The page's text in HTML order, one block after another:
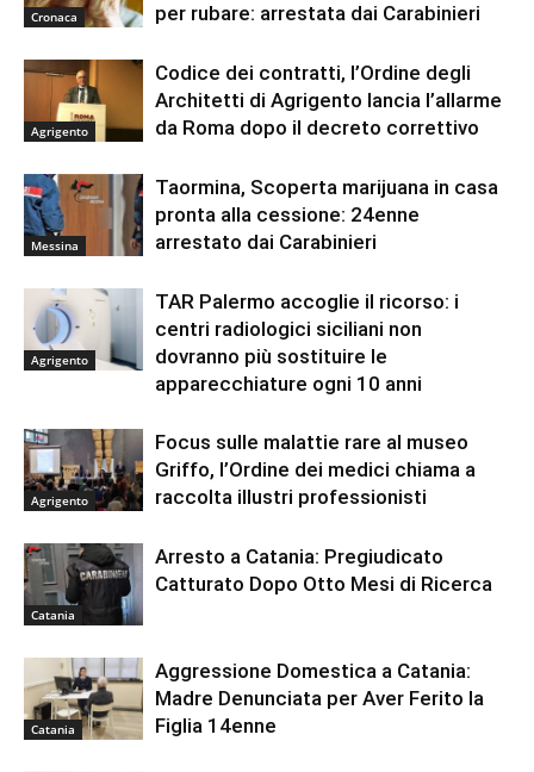
Cronaca
per rubare: arrestata dai Carabinieri
Agrigento
Codice dei contratti, l’Ordine degli
Architetti di Agrigento lancia l’allarme
da Roma dopo il decreto correttivo
Messina
Taormina, Scoperta marijuana in casa
pronta alla cessione: 24enne
arrestato dai Carabinieri
Agrigento
TAR Palermo accoglie il ricorso: i
centri radiologici siciliani non
dovranno più sostituire le
apparecchiature ogni 10 anni
Agrigento
Focus sulle malattie rare al museo
Griffo, l’Ordine dei medici chiama a
raccolta illustri professionisti
Catania
Arresto a Catania: Pregiudicato
Catturato Dopo Otto Mesi di Ricerca
Catania
Aggressione Domestica a Catania:
Madre Denunciata per Aver Ferito la
Figlia 14enne